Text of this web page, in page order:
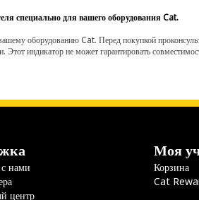
специально для вашего оборудования Cat.
оборудованию Cat. Перед покупкой
индикатор не может гарантировать
нами
центр
Моя
Корзина
Cat